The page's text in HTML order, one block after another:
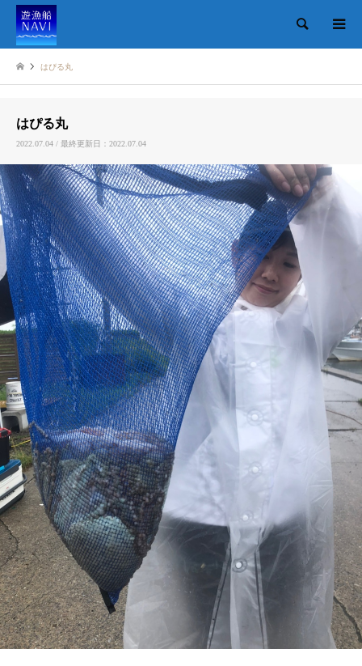
検索
はぴる丸
はぴる丸
2022.07.04 / 最終更新日：2022.07.04